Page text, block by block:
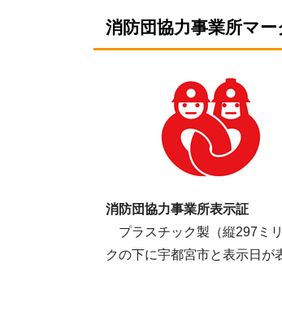
消防団協力事業所マ
消防団協力事業所表示証
プラスチック製（縦297ミ
クの下に宇都宮市と表示日が